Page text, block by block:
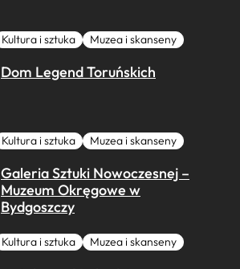
Kultura i sztuka Muzea i skanseny
Dom Legend Toruńskich
Kultura i sztuka Muzea i skanseny
Galeria Sztuki Nowoczesnej –
Muzeum Okręgowe w
Bydgoszczy
Kultura i sztuka Muzea i skanseny